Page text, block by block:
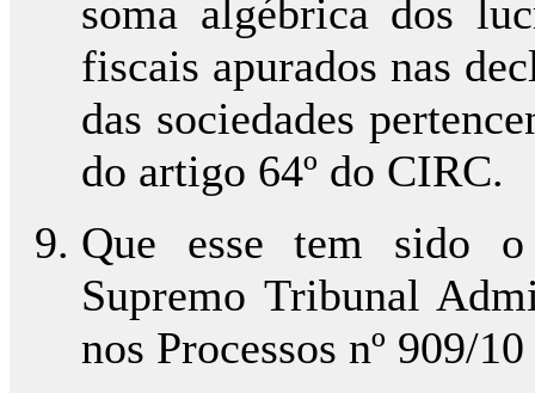
soma algébrica dos
fiscais apurados nas
das sociedades
do artigo 64º do CIRC.
Que esse tem sido o
Supremo Tribunal
nos Processos nº 909/